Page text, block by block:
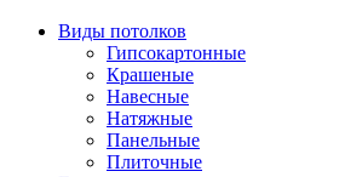
Виды потолков
Гипсокартонные
Крашеные
Навесные
Натяжные
Панельные
Плиточные